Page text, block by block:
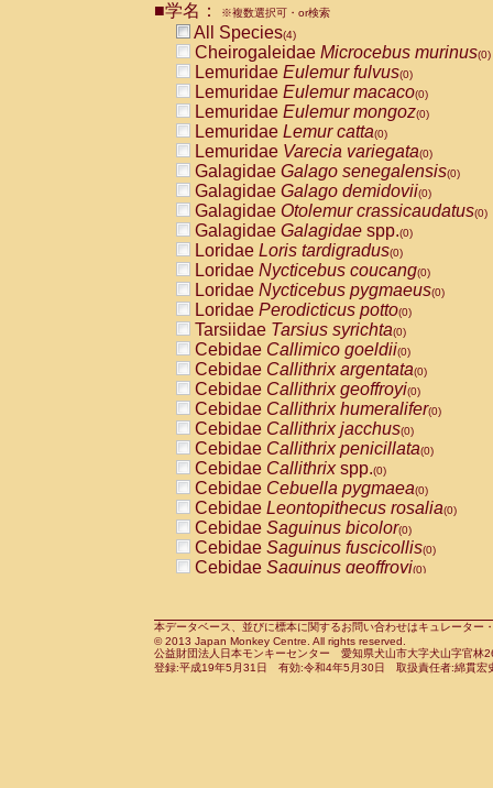
CebidaeCebus nigrivittatus
CebidaeCebus
CebidaeSaimiri boliviensis(0)
CebidaeSaimiri sciureus(0)
AtelidaeAlouatta caraya(0)
AtelidaeAlouatta fusca(0)
AtelidaeAlouatta seniculus
AtelidaeAlouattaspp.(0)
AtelidaeAteles belzebuth(0)
AtelidaeAteles geoffroyi(0)
AtelidaeAteles paniscus(0)
AtelidaeAtelesspp.(0)
Atelidae Lagothrix lagothricha
AtelidaeLagothrix lagothricha cana
PitheciidaeCacajao calvus
PitheciidaeCallicebus cupreus
PitheciidaeCallicebus donacophilus
PitheciidaeCallicebus moloch
PitheciidaeCallicebus torquatus
PitheciidaeCallicebusspp.(0)
PitheciidaeChiropotes satanas(0)
PitheciidaePithecia monachus
PitheciidaePithecia pithecia(0)
CercopithecidaeCercocebus agilis
CercopithecidaeCercocebus
CercopithecidaeCercocebus
CercopithecidaeCercocebus
CercopithecidaeCercocebus
CercopithecidaeCercocebushybrid
CercopithecidaePapio anubis(0)
CercopithecidaePapio cynocephalus
CercopithecidaePapio hamadryas(0)
■学名： ※複数選択可・or検索
All Species(4)
Cheirogaleidae Microcebus murinus(0)
Lemuridae Eulemur fulvus(0)
Lemuridae Eulemur macaco(0)
Lemuridae Eulemur mongoz(0)
Lemuridae Lemur catta(0)
Lemuridae Varecia variegata(0)
Galagidae Galago senegalensis(0)
Galagidae Galago demidovii(0)
Galagidae Otolemur crassicaudatus(0)
Galagidae Galagidae spp.(0)
Loridae Loris tardigradus(0)
Loridae Nycticebus coucang(0)
Loridae Nycticebus pygmaeus(0)
Loridae Perodicticus potto(0)
Tarsiidae Tarsius syrichta(0)
Cebidae Callimico goeldii(0)
Cebidae Callithrix argentata(0)
Cebidae Callithrix geoffroyi(0)
Cebidae Callithrix humeralifer(0)
Cebidae Callithrix jacchus(0)
Cebidae Callithrix penicillata(0)
Cebidae Callithrixspp.(0)
Cebidae Cebuella pygmaea(0)
Cebidae Leontopithecus rosalia(0)
Cebidae Saguinus bicolor(0)
Cebidae Saguinus fuscicollis(0)
Cebidae Saguinus geoffroyi(0)
CebidaeSaguinus leucopus(0)
CebidaeSaguinus midas(0)
Cebidae Saguinus mystax(0)
本データベース、並びに標本に関するお問い合わせはキュレータ
© 2013 Japan Monkey Centre. All rights reserved.
公益財団法人日本モンキーセンター 愛知県犬山市大字犬山字官
登録:平成19年5月31日 有効:令和4年5月30日 取扱責任者:綿貫宏